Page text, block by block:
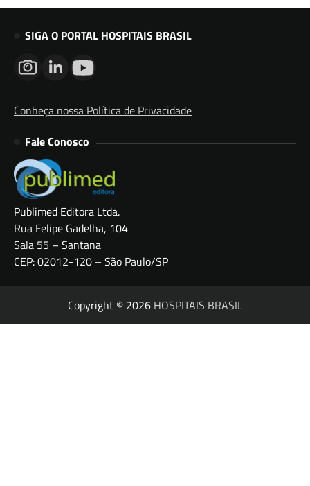
SIGA O PORTAL HOSPITAIS BRASIL
Conheça nossa Política de Privacidade
Fale Conosco
Publimed Editora Ltda.
Rua Felipe Gadelha, 104
Sala 55 – Santana
CEP: 02012-120 – São Paulo/SP
Copyright © 2026 HOSPITAIS BRASIL